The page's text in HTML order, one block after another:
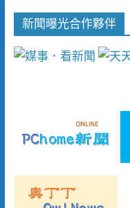
新聞曝光合作夥伴